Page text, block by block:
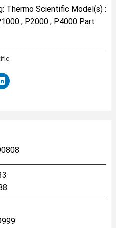
Thermo Scientific Model(s) :
, P2000 , P4000 Part